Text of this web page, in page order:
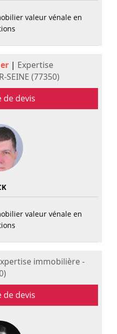
valeur vénale en
| Expertise
SEINE (77350)
de devis
valeur vénale en
immobilière -
de devis